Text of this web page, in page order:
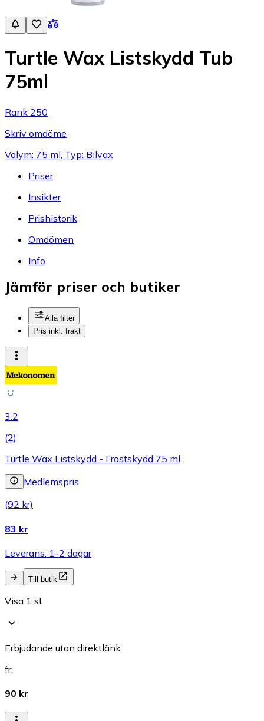
Turtle Wax Listskydd Tub
75ml
Rank 250
Skriv omdöme
Volym: 75 ml, Typ: Bilvax
Priser
Insikter
Prishistorik
Omdömen
Info
Jämför priser och butiker
Alla filter
Pris inkl. frakt
3.2
(2)
Turtle Wax Listskydd - Frostskydd 75 ml
Medlemspris
(92 kr)
83 kr
Leverans: 1-2 dagar
Till butik
Visa 1 st
Erbjudande utan direktlänk
fr.
90 kr